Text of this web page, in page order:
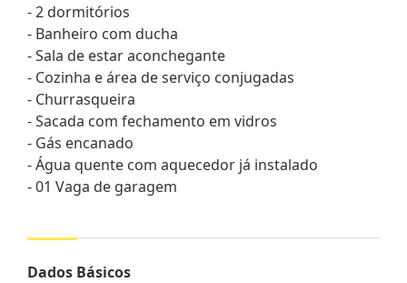
- 2 dormitórios
- Banheiro com ducha
- Sala de estar aconchegante
- Cozinha e área de serviço conjugadas
- Churrasqueira
- Sacada com fechamento em vidros
- Gás encanado
- Água quente com aquecedor já instalado
- 01 Vaga de garagem
Dados Básicos